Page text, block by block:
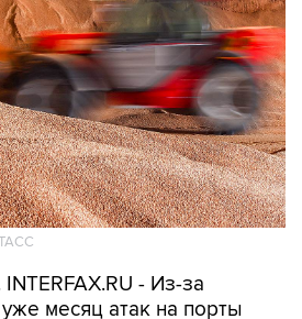
- Из-за
месяц атак на порты